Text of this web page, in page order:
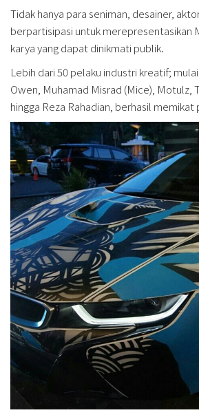
Tidak hanya para seniman, desainer,
berpartisipasi untuk merepresentasikan
karya yang dapat dinikmati publik.
Lebih dari 50 pelaku industri kreatif;
Owen, Muhamad Misrad (Mice), Motulz,
hingga Reza Rahadian, berhasil memikat